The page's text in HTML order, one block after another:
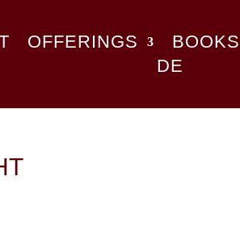
OFFERINGS BOOKS
DE